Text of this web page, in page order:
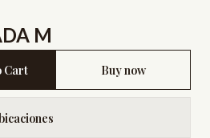
M
Cart Buy now